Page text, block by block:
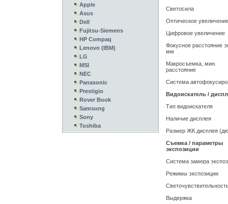
Apple
Asus
Dell
Fujitsu-Siemens
HP Compaq
Lenovo (IBM)
LG
MSI
NEC
Panasonic
Prestigio
Rover Book
Samsung
Sony
Toshiba
Светосила
Оптическое
Цифровое увеличение
Фокусное расстояние
мм
Макросъемка, мин.
расстояние
Система
Видоискатель /
Тип видоискателя
Наличие дисплея
Размер ЖК дисплея
Съемка / параметры
экспозиции
Система замера
Режимы экспозиции
Выдержка